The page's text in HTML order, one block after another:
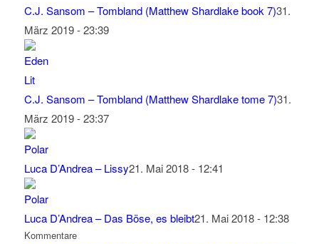
C.J. Sansom – Tombland (Matthew Shardlake book 7)31.
März 2019 - 23:39
C.J. Sansom – Tombland (Matthew Shardlake tome 7)31.
März 2019 - 23:37
Luca D’Andrea – Lissy21. Mai 2018 - 12:41
Luca D’Andrea – Das Böse, es bleibt21. Mai 2018 - 12:38
Kommentare